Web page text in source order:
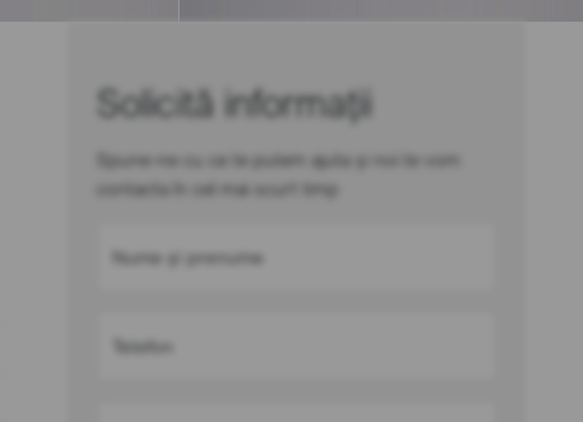
Solicită informații
Spune-ne cu ce te putem ajuta și noi te vom
contacta în cel mai scurt timp
Nume și prenume
Telefon